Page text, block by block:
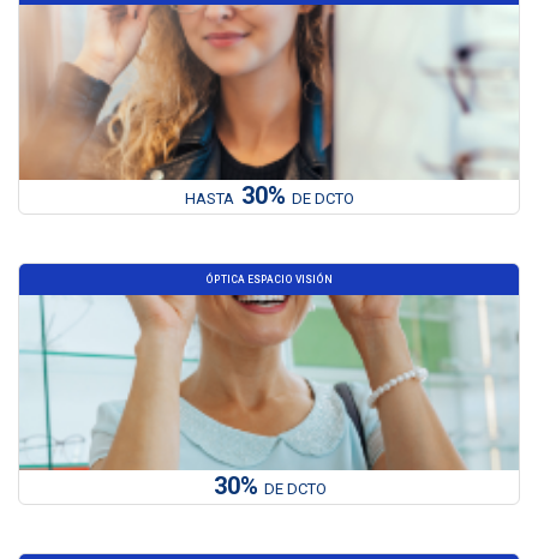
HASTA 30% DE DCTO
ÓPTICA ESPACIO VISIÓN
30% DE DCTO